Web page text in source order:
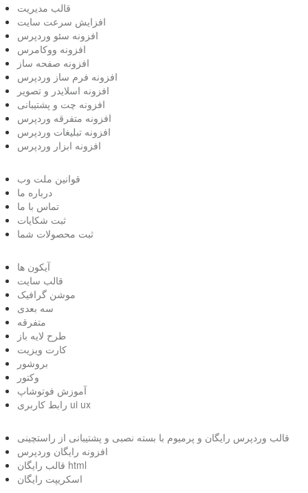
قالب مدیریت
افزایش سرعت سایت
افزونه سئو وردپرس
افزونه ووکامرس
افزونه صفحه ساز
افزونه فرم ساز وردپرس
افزونه اسلایدر و تصویر
افزونه چت و پشتیبانی
افزونه متفرقه وردپرس
افزونه تبلیغات وردپرس
افزونه ابزار وردپرس
قوانین ملت وب
درباره ما
تماس با ما
ثبت شکایات
ثبت محصولات شما
آیکون ها
قالب سایت
موشن گرافیک
سه بعدی
متفرقه
طرح لایه باز
کارت ویزیت
بروشور
وکتور
آموزش فوتوشاپ
رابط کاربری ui ux
قالب وردپرس رایگان و پرمیوم با بسته نصبی و پشتیبانی از راستچینی
افزونه رایگان وردپرس
قالب رایگان html
اسکریپت رایگان